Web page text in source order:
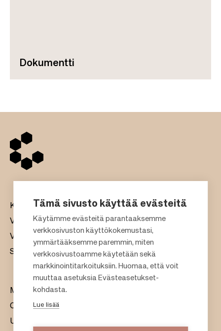
Dokumentti
o
t
Kauppakeskukset
Vuokraus
Vastuullisuus
Sijoittajat
Meistä
Citylife
Uutishuone
Tämä sivusto käyttää evästeitä
Käytämme evästeitä parantaaksemme
verkkosivuston käyttökokemustasi,
ymmärtääksemme paremmin, miten
verkkosivustoamme käytetään sekä
markkinointitarkoituksiin. Huomaa, että voit
muuttaa asetuksia Evästeasetukset-
kohdasta.
Lue lisää